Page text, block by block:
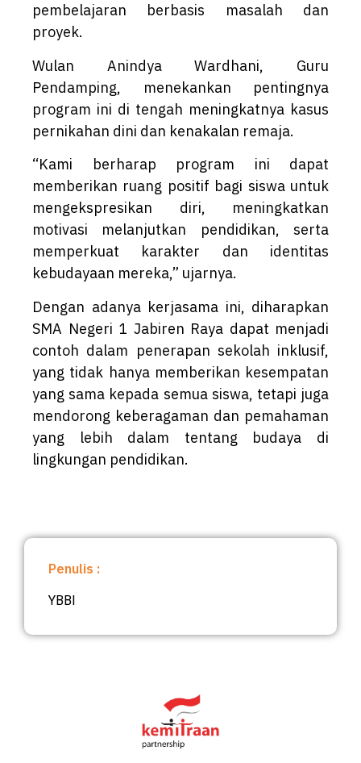
pembelajaran berbasis masalah dan
proyek.
Wulan Anindya Wardhani, Guru
Pendamping, menekankan pentingnya
program ini di tengah meningkatnya kasus
pernikahan dini dan kenakalan remaja.
“Kami berharap program ini dapat
memberikan ruang positif bagi siswa untuk
mengekspresikan diri, meningkatkan
motivasi melanjutkan pendidikan, serta
memperkuat karakter dan identitas
kebudayaan mereka,” ujarnya.
Dengan adanya kerjasama ini, diharapkan
SMA Negeri 1 Jabiren Raya dapat menjadi
contoh dalam penerapan sekolah inklusif,
yang tidak hanya memberikan kesempatan
yang sama kepada semua siswa, tetapi juga
mendorong keberagaman dan pemahaman
yang lebih dalam tentang budaya di
lingkungan pendidikan.
Penulis :
YBBI